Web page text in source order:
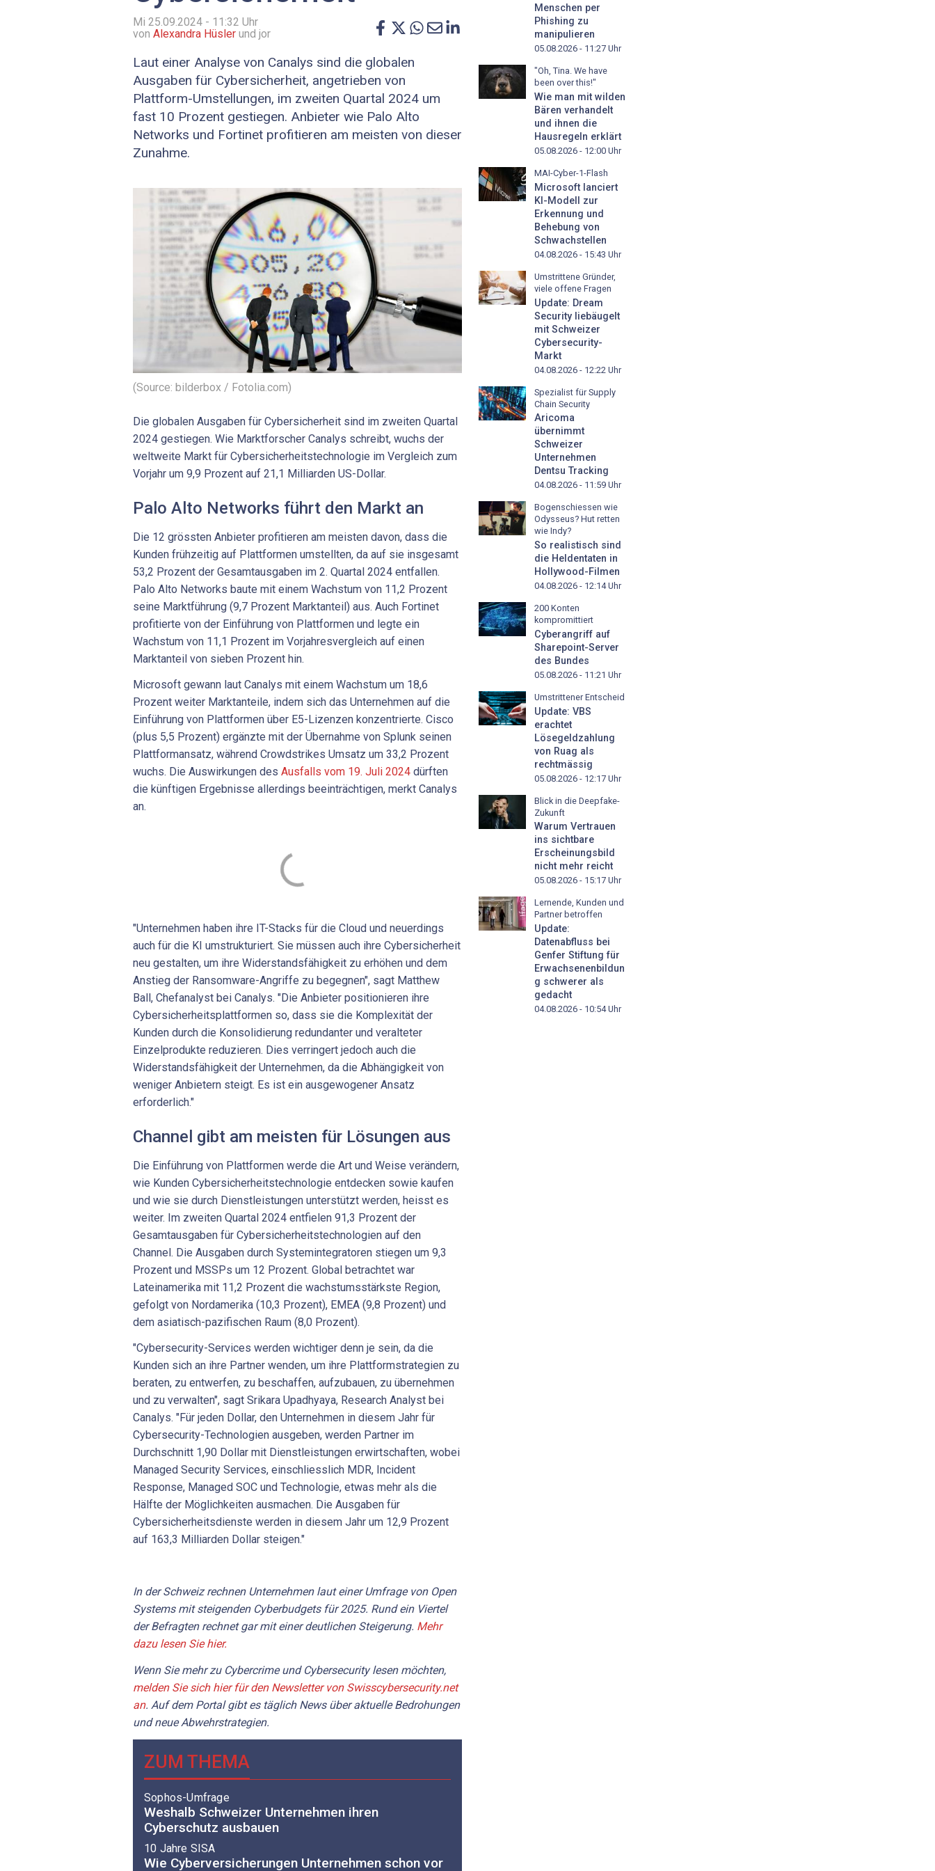
Mi 25.09.2024 - 11:32 Uhr
von Alexandra Hüsler und jor
Laut einer Analyse von Canalys sind die globalen
Ausgaben für Cybersicherheit, angetrieben von
Plattform-Umstellungen, im zweiten Quartal 2024 um
fast 10 Prozent gestiegen. Anbieter wie Palo Alto
Networks und Fortinet profitieren am meisten von dieser
Zunahme.
(Source: bilderbox / Fotolia.com)
Die globalen Ausgaben für Cybersicherheit sind im zweiten Quartal
2024 gestiegen. Wie Marktforscher Canalys schreibt, wuchs der
weltweite Markt für Cybersicherheitstechnologie im Vergleich zum
Vorjahr um 9,9 Prozent auf 21,1 Milliarden US-Dollar.
Palo Alto Networks führt den Markt an
Die 12 grössten Anbieter profitieren am meisten davon, dass die
Kunden frühzeitig auf Plattformen umstellten, da auf sie insgesamt
53,2 Prozent der Gesamtausgaben im 2. Quartal 2024 entfallen.
Palo Alto Networks baute mit einem Wachstum von 11,2 Prozent
seine Marktführung (9,7 Prozent Marktanteil) aus. Auch Fortinet
profitierte von der Einführung von Plattformen und legte ein
Wachstum von 11,1 Prozent im Vorjahresvergleich auf einen
Marktanteil von sieben Prozent hin.
Microsoft gewann laut Canalys mit einem Wachstum um 18,6
Prozent weiter Marktanteile, indem sich das Unternehmen auf die
Einführung von Plattformen über E5-Lizenzen konzentrierte. Cisco
(plus 5,5 Prozent) ergänzte mit der Übernahme von Splunk seinen
Plattformansatz, während Crowdstrikes Umsatz um 33,2 Prozent
wuchs. Die Auswirkungen des Ausfalls vom 19. Juli 2024 dürften
die künftigen Ergebnisse allerdings beeinträchtigen, merkt Canalys
an.
"Unternehmen haben ihre IT-Stacks für die Cloud und neuerdings
auch für die KI umstrukturiert. Sie müssen auch ihre Cybersicherheit
neu gestalten, um ihre Widerstandsfähigkeit zu erhöhen und dem
Anstieg der Ransomware-Angriffe zu begegnen", sagt Matthew
Ball, Chefanalyst bei Canalys. "Die Anbieter positionieren ihre
Cybersicherheitsplattformen so, dass sie die Komplexität der
Kunden durch die Konsolidierung redundanter und veralteter
Einzelprodukte reduzieren. Dies verringert jedoch auch die
Widerstandsfähigkeit der Unternehmen, da die Abhängigkeit von
weniger Anbietern steigt. Es ist ein ausgewogener Ansatz
erforderlich."
Channel gibt am meisten für Lösungen aus
Die Einführung von Plattformen werde die Art und Weise verändern,
wie Kunden Cybersicherheitstechnologie entdecken sowie kaufen
und wie sie durch Dienstleistungen unterstützt werden, heisst es
weiter. Im zweiten Quartal 2024 entfielen 91,3 Prozent der
Gesamtausgaben für Cybersicherheitstechnologien auf den
Channel. Die Ausgaben durch Systemintegratoren stiegen um 9,3
Prozent und MSSPs um 12 Prozent. Global betrachtet war
Lateinamerika mit 11,2 Prozent die wachstumsstärkste Region,
gefolgt von Nordamerika (10,3 Prozent), EMEA (9,8 Prozent) und
dem asiatisch-pazifischen Raum (8,0 Prozent).
"Cybersecurity-Services werden wichtiger denn je sein, da die
Kunden sich an ihre Partner wenden, um ihre Plattformstrategien zu
beraten, zu entwerfen, zu beschaffen, aufzubauen, zu übernehmen
und zu verwalten", sagt Srikara Upadhyaya, Research Analyst bei
Canalys. "Für jeden Dollar, den Unternehmen in diesem Jahr für
Cybersecurity-Technologien ausgeben, werden Partner im
Durchschnitt 1,90 Dollar mit Dienstleistungen erwirtschaften, wobei
Managed Security Services, einschliesslich MDR, Incident
Response, Managed SOC und Technologie, etwas mehr als die
Hälfte der Möglichkeiten ausmachen. Die Ausgaben für
Cybersicherheitsdienste werden in diesem Jahr um 12,9 Prozent
auf 163,3 Milliarden Dollar steigen."
In der Schweiz rechnen Unternehmen laut einer Umfrage von Open
Systems mit steigenden Cyberbudgets für 2025. Rund ein Viertel
der Befragten rechnet gar mit einer deutlichen Steigerung. Mehr
dazu lesen Sie hier.
Wenn Sie mehr zu Cybercrime und Cybersecurity lesen möchten,
melden Sie sich hier für den Newsletter von Swisscybersecurity.net
an. Auf dem Portal gibt es täglich News über aktuelle Bedrohungen
und neue Abwehrstrategien.
ZUM THEMA
Sophos-Umfrage
Weshalb Schweizer Unternehmen ihren
Cyberschutz ausbauen
10 Jahre SISA
Wie Cyberversicherungen Unternehmen schon vor
Menschen per
Phishing zu
manipulieren
05.08.2026 - 11:27 Uhr
"Oh, Tina. We have
been over this!"
Wie man mit wilden
Bären verhandelt
und ihnen die
Hausregeln erklärt
05.08.2026 - 12:00 Uhr
MAI-Cyber-1-Flash
Microsoft lanciert
KI-Modell zur
Erkennung und
Behebung von
Schwachstellen
04.08.2026 - 15:43 Uhr
Umstrittene Gründer,
viele offene Fragen
Update: Dream
Security liebäugelt
mit Schweizer
Cybersecurity-
Markt
04.08.2026 - 12:22 Uhr
Spezialist für Supply
Chain Security
Aricoma
übernimmt
Schweizer
Unternehmen
Dentsu Tracking
04.08.2026 - 11:59 Uhr
Bogenschiessen wie
Odysseus? Hut retten
wie Indy?
So realistisch sind
die Heldentaten in
Hollywood-Filmen
04.08.2026 - 12:14Uhr
200 Konten
kompromittiert
Cyberangriff auf
Sharepoint-Server
des Bundes
05.08.2026 - 11:21 Uhr
Umstrittener Entscheid
Update: VBS
erachtet
Lösegeldzahlung
von Ruag als
rechtmässig
05.08.2026 - 12:17 Uhr
Blick in die Deepfake-
Zukunft
Warum Vertrauen
ins sichtbare
Erscheinungsbild
nicht mehr reicht
05.08.2026 - 15:17 Uhr
Lernende, Kunden und
Partner betroffen
Update:
Datenabfluss bei
Genfer Stiftung für
Erwachsenenbildun
g schwerer als
gedacht
04.08.2026 - 10:54Uhr